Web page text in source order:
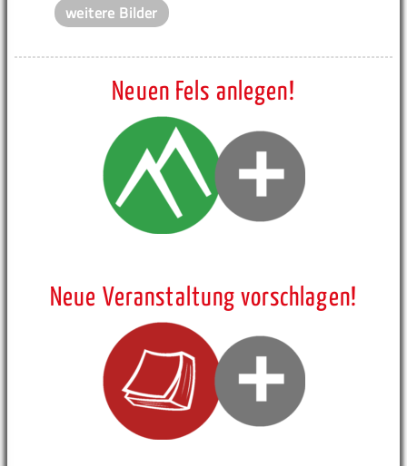
weitere Bilder
Neuen Fels anlegen!
Neue Veranstaltung vorschlagen!